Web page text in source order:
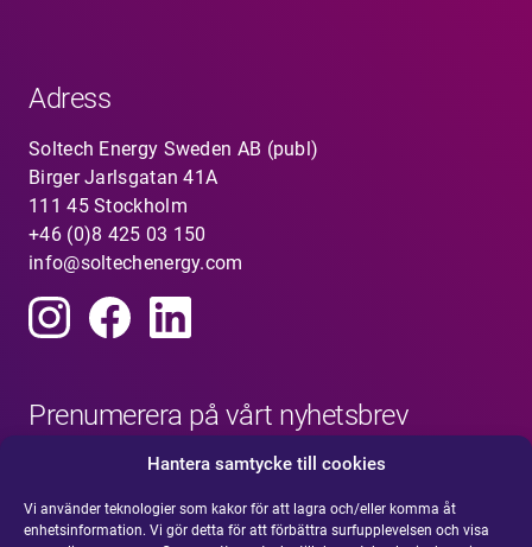
Hantera samtycke till cookies
Vi använder teknologier som kakor för att lagra och/eller komma åt
enhetsinformation. Vi gör detta för att förbättra surfupplevelsen och visa
Adress
Soltech Energy Sweden AB (publ)
Birger Jarlsgatan 41A
111 45 Stockholm
+46 (0)8 425 03 150
info@soltechenergy.com
Prenumerera på vårt nyhetsbrev